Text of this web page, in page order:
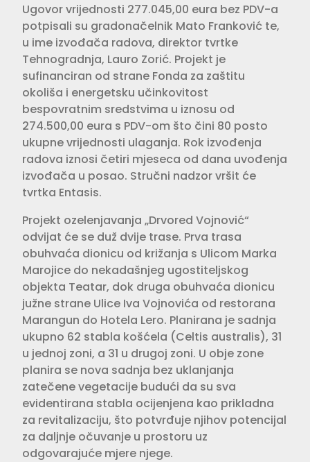
Ugovor vrijednosti 277.045,00 eura bez PDV-a
potpisali su gradonačelnik Mato Franković te,
u ime izvođača radova, direktor tvrtke
Tehnogradnja, Lauro Zorić. Projekt je
sufinanciran od strane Fonda za zaštitu
okoliša i energetsku učinkovitost
bespovratnim sredstvima u iznosu od
274.500,00 eura s PDV-om što čini 80 posto
ukupne vrijednosti ulaganja. Rok izvođenja
radova iznosi četiri mjeseca od dana uvođenja
izvođača u posao. Stručni nadzor vršit će
tvrtka Entasis.
Projekt ozelenjavanja „Drvored Vojnović“
odvijat će se duž dvije trase. Prva trasa
obuhvaća dionicu od križanja s Ulicom Marka
Marojice do nekadašnjeg ugostiteljskog
objekta Teatar, dok druga obuhvaća dionicu
južne strane Ulice Iva Vojnovića od restorana
Marangun do Hotela Lero. Planirana je sadnja
ukupno 62 stabla košćela (Celtis australis), 31
u jednoj zoni, a 31 u drugoj zoni. U obje zone
planira se nova sadnja bez uklanjanja
zatečene vegetacije budući da su sva
evidentirana stabla ocijenjena kao prikladna
za revitalizaciju, što potvrđuje njihov potencijal
za daljnje očuvanje u prostoru uz
odgovarajuće mjere njege.